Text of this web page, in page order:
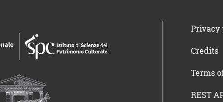
Privacy
Credits
Terms
REST